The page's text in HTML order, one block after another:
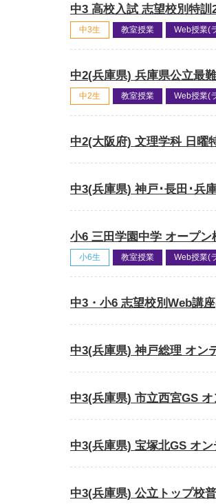
中3 高校入試 志望校別特訓
中3生 教室授業 Web授業(
中2(兵庫県) 兵庫県公立最
中2生 教室授業 Web授業(
中2(大阪府) 文理学科 日曜
中3(兵庫県) 神戸･長田･兵
小6 三田学園中学 オープ
小6生 教室授業 Web授業(
中3・小6 志望校別Web講
中3(兵庫県) 神戸総理 オン
中3(兵庫県) 市立西宮GS
中3(兵庫県) 宝塚北GS オ
中3(兵庫県) 公立トップ校